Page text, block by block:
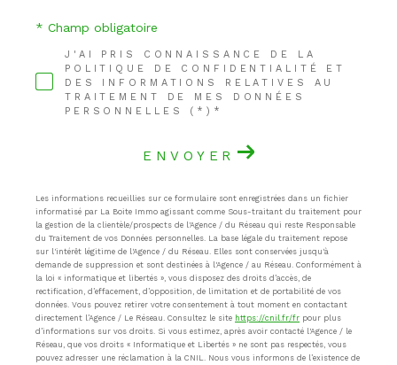
J'AI PRIS CONNAISSANCE DE LA
POLITIQUE DE CONFIDENTIALITÉ ET
DES INFORMATIONS RELATIVES AU
TRAITEMENT DE MES DONNÉES
PERSONNELLES (*)*
* Champ obligatoire
ENVOYER
Les informations recueillies sur ce formulaire sont enregistrées dans un fichier
informatisé par La Boite Immo agissant comme Sous-traitant du traitement pour
la gestion de la clientèle/prospects de l'Agence / du Réseau qui reste Responsable
du Traitement de vos Données personnelles. La base légale du traitement repose
sur l'intérêt légitime de l'Agence / du Réseau. Elles sont conservées jusqu'à
demande de suppression et sont destinées à l'Agence / au Réseau. Conformément à
la loi « informatique et libertés », vous disposez des droits d’accès, de
rectification, d’effacement, d’opposition, de limitation et de portabilité de vos
données. Vous pouvez retirer votre consentement à tout moment en contactant
directement l’Agence / Le Réseau. Consultez le site https://cnil.fr/fr pour plus
d’informations sur vos droits. Si vous estimez, après avoir contacté l'Agence / le
Réseau, que vos droits « Informatique et Libertés » ne sont pas respectés, vous
pouvez adresser une réclamation à la CNIL. Nous vous informons de l’existence de